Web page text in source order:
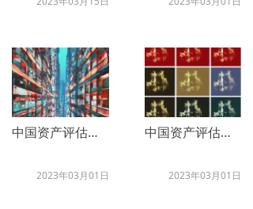
中国资产评估协会资产评估业务报备管理办法
2023年03月01日
中国资产评估协会资产评估报告统一编码管理暂行办法
2023年03月01日